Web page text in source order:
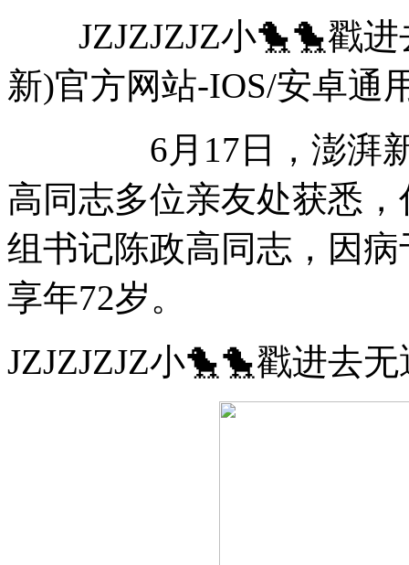
JZJZJZJZ小🐤🐤戳进
新)官方网站-IOS/安卓通
6月17日，澎湃新闻
高同志多位亲友处获悉
组书记陈政高同志，因
享年72岁。
JZJZJZJZ小🐤🐤戳进